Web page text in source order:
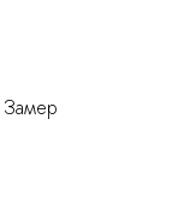
Замер